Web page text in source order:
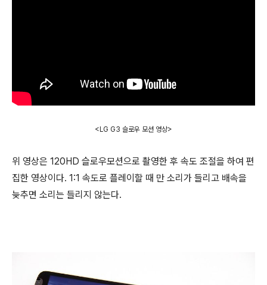
<LG G3 슬로우 모션 영상>
위 영상은 120HD 슬로우모션으로 촬영한 후 속도 조절을 하여 편
집한 영상이다. 1:1 속도로 플레이할 때 만 소리가 들리고 배속을
늦추면 소리는 들리지 않는다.